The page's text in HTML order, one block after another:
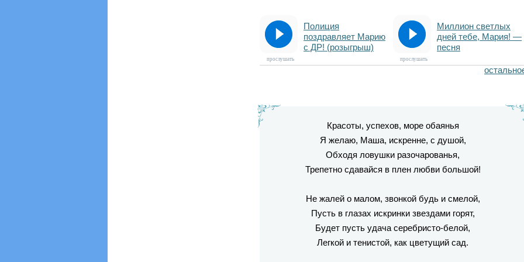
Полиция
поздравляет Марию
с ДР! (розыгрыш)
прослушать
Миллион светлых
дней тебе, Мария! —
песня
прослушать
Красоты, успехов, море обаянья
Я желаю, Маша, искренне, с душой,
Обходя ловушки разочарованья,
Трепетно сдавайся в плен любви большой!
Не жалей о малом, звонкой будь и смелой,
Пусть в глазах искринки звездами горят,
Будет пусть удача серебристо-белой,
Легкой и тенистой, как цветущий сад.